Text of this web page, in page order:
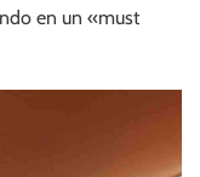
en un «must